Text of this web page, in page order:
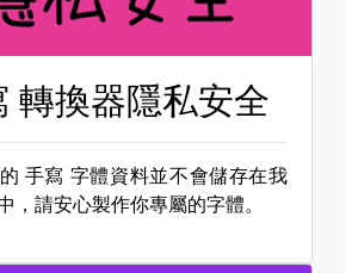
轉換器隱私安全
手寫 字體資料並不會儲存在我
，請安心製作你專屬的字體。